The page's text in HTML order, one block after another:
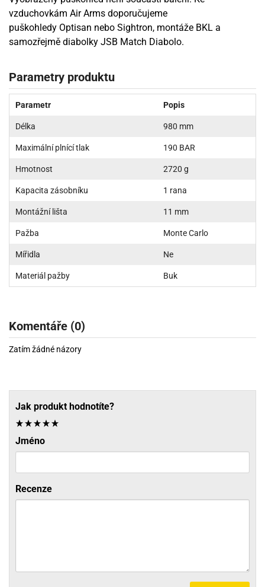
vzduchovkám Air Arms doporučujeme
puškohledy Optisan nebo Sightron, montáže BKL a
samozřejmě diabolky JSB Match Diabolo.
Parametry produktu
Parametr Popis
Délka 980 mm
Maximální plnící tlak 190 BAR
Hmotnost 2720 g
Kapacita zásobníku 1 rana
Montážní lišta 11 mm
Pažba Monte Carlo
Mířidla Ne
Materiál pažby Buk
Komentáře (0)
Zatím žádné názory
Jak produkt hodnotíte?
Jméno
Recenze